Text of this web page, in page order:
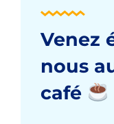
Venez
nous
café